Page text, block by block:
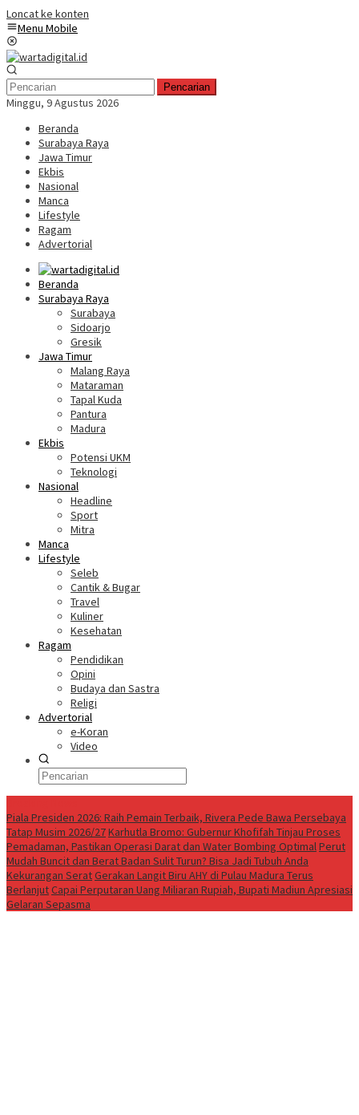
Loncat ke konten
Menu Mobile
Pencarian
Minggu, 9 Agustus 2026
Beranda
Surabaya Raya
Jawa Timur
Ekbis
Nasional
Manca
Lifestyle
Ragam
Advertorial
Beranda
Surabaya Raya
Surabaya
Sidoarjo
Gresik
Jawa Timur
Malang Raya
Mataraman
Tapal Kuda
Pantura
Madura
Ekbis
Potensi UKM
Teknologi
Nasional
Headline
Sport
Mitra
Manca
Lifestyle
Seleb
Cantik & Bugar
Travel
Kuliner
Kesehatan
Ragam
Pendidikan
Opini
Budaya dan Sastra
Religi
Advertorial
e-Koran
Video
Piala Presiden 2026: Raih Pemain Terbaik, Rivera Pede Bawa Persebaya
Tatap Musim 2026/27Karhutla Bromo: Gubernur Khofifah Tinjau Proses
Pemadaman, Pastikan Operasi Darat dan Water Bombing OptimalPerut
Mudah Buncit dan Berat Badan Sulit Turun? Bisa Jadi Tubuh Anda
Kekurangan SeratGerakan Langit Biru AHY di Pulau Madura Terus
BerlanjutCapai Perputaran Uang Miliaran Rupiah, Bupati Madiun Apresiasi
Gelaran Sepasma